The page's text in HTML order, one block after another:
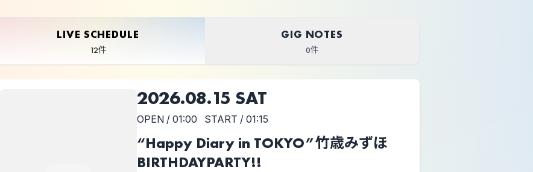
LIVE SCHEDULE
12件
GIG NOTES
0件
2026.08.15 SAT
OPEN / 01:00 START / 01:15
“Happy Diary in TOKYO”竹歳みずほ
BIRTHDAYPARTY!!